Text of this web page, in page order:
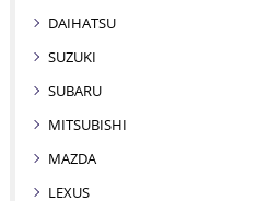
DAIHATSU
SUZUKI
SUBARU
MITSUBISHI
MAZDA
LEXUS